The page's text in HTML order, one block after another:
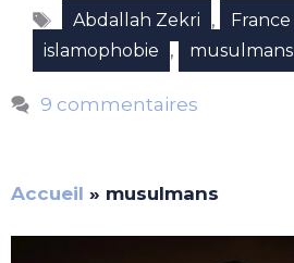
Étiquettes
Abdallah Zekri , France
islamophobie , musulmans
9 commentaires
Accueil » musulmans